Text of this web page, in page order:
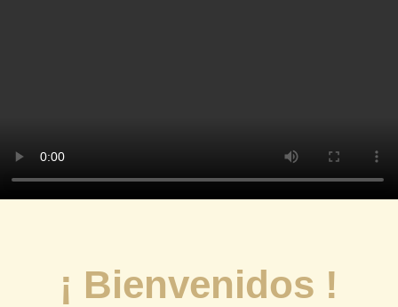
¡ Bienvenidos !